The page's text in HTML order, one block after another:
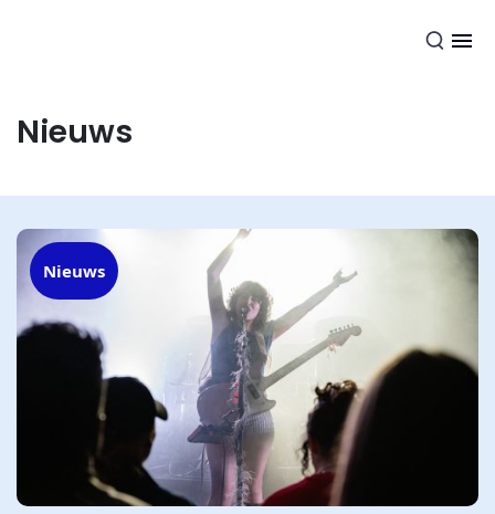
Nieuws
Nieuws